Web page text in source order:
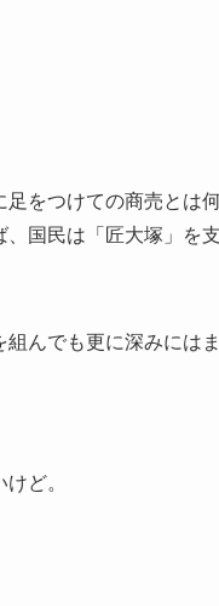
をつけての商売とは
国民は「匠大塚」を
んでも更に深みには
ど。